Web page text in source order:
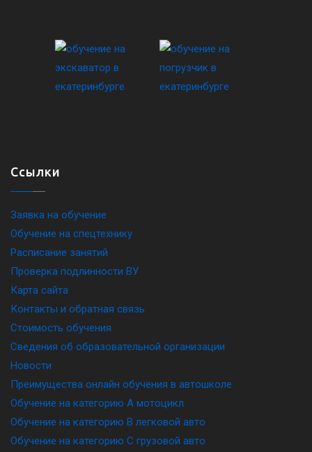
Ссылки
Заявка на обучение
Обучение на спецтехнику
Расписание занятий
Проверка подлинности ВУ
Карта сайта
Контакты и обратная связь
Стоимость обучения
Сведения об образовательной организации
Новости
Преимущества онлайн обучения в автошколе
Обучение на категорию A мотоцикл
Обучение на категорию B легковой авто
Обучение на категорию C грузовой авто